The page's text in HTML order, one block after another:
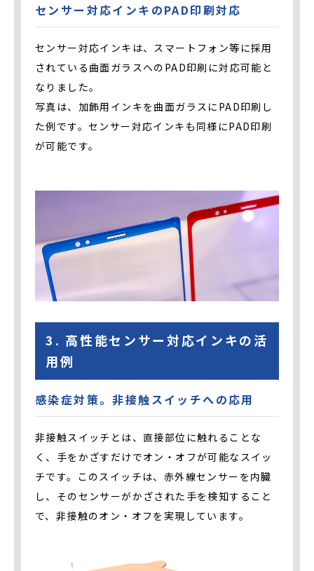
センサー対応インキのPAD印刷対応
センサー対応インキは、スマートフォン等に採用
されている曲面ガラスへのPAD印刷に対応可能と
なりました。
写真は、加飾用インキを曲面ガラスにPAD印刷し
た例です。センサー対応インキも同様にPAD印刷
が可能です。
3. 高性能センサー対応インキの活
用例
感染症対策。非接触スイッチへの応用
非接触スイッチとは、直接部位に触れることな
く、手をかざすだけでオン・オフが可能なスイッ
チです。このスイッチは、赤外線センサーを内臓
し、そのセンサーがかざされた手を検知すること
で、非接触のオン・オフを実現しています。